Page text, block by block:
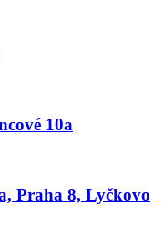
10a
Praha 8, Lyčkovo